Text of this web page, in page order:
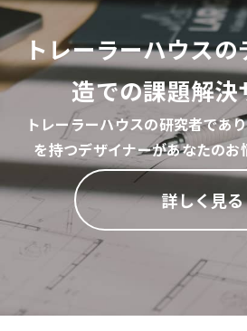
トレーラーハウス
造での課題解決
トレーラーハウスの研究者であ
を持つデザイナーがあなたのお
詳しく見る